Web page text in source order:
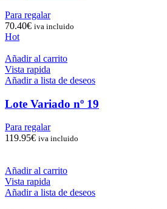
Para regalar
70.40€ iva incluido
Hot
Añadir al carrito
Vista rapida
Añadir a lista de deseos
Lote Variado nº 19
Para regalar
119.95€ iva incluido
Añadir al carrito
Vista rapida
Añadir a lista de deseos